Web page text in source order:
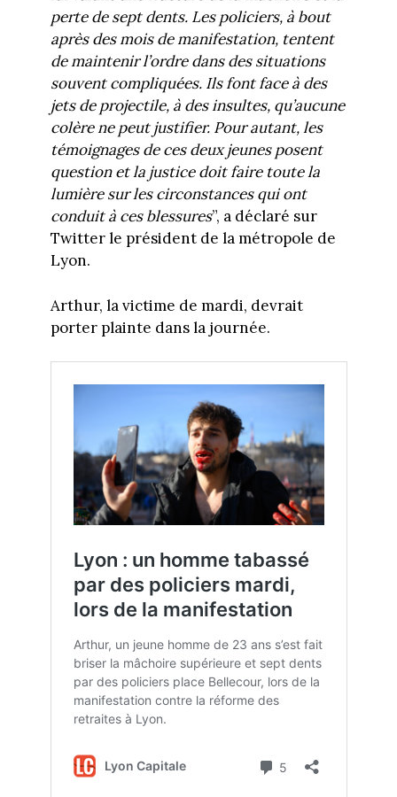
perte de sept dents. Les policiers, à bout
après des mois de manifestation, tentent
de maintenir l’ordre dans des situations
souvent compliquées. Ils font face à des
jets de projectile, à des insultes, qu’aucune
colère ne peut justifier. Pour autant, les
témoignages de ces deux jeunes posent
question et la justice doit faire toute la
lumière sur les circonstances qui ont
conduit à ces blessures”, a déclaré sur
Twitter le président de la métropole de
Lyon.
Arthur, la victime de mardi, devrait
porter plainte dans la journée.